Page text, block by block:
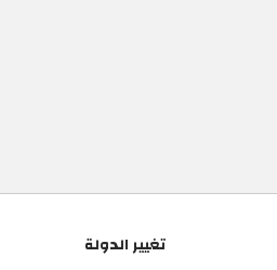
تغيير الدولة